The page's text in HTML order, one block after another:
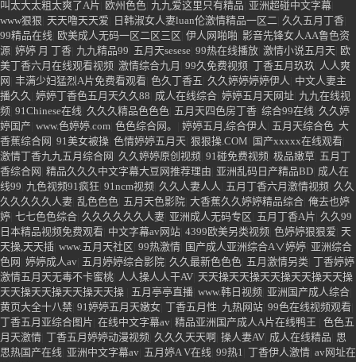
久久五月婷综合 |韩国三级五月天婷婷。|欧日韩成人|婷婷射丁香|97碰碰人人
视频|婷婷丁香在线播放 99在线免费视频|五月天婷婷成人网| 五月婷婷综合潮
喷|国产操B视频|人人爱摸视频|久婷婷色|内射爽无广熟女亚洲|久久人妻系列
香蕉婷婷色五月 |另类在线|天天爽综合网|另类在线|www.久操|天天舔天天爽|
亚洲成人人人操|99久久婷婷五月综合|成人日韩欧美|啄木鸟丝袜美女福利视
频 久久婷综合网|性av|猫咪伊人久久| 五月婷婷啪啪网|九九精品热播|少妇大
叫太大太粗太爽了A片|欧州色色| 九九爱这里只有精品|亚洲超碰中文字幕|
www狠狠|天天噜天天爱|日韩淑女人妻luan伦激情精品一区二|久久五月丁香|
99精品在线|欧美成人无码一区二区三区 |伊人网啪啪|影音先锋女人AA鲁色资
源|婷婷 月 丁香|九九精品99|五月天sesese |99热在线播放|激情小说五月天|欧
美丁香六月在线观看视频 激情综合九月|99久免费视频|丁香五月玖玖 人人爽
网|丰满少妇猛烈A片免费看观看|色久丁香五|久久婷婷婷婷伊人|中文人妻主
播久久|婷婷丁香色五月天久久88| 成人在线综合| 婷婷五月天网址|九九在线视
频|91Chinese在线|久久久精品色色色|五月天四色房丁香|综合99在线|久久婷
婷国产|www.色婷婷.com|色色综合网。|婷婷五月,综合伊人|五月天综合色|大
香蕉综合网|91美女被操 |色情婷婷五月天|狠狠操.COM|国产xxxxx在线观看|
激情丁香九九五月综合网|久久婷婷原创视频|91碰免费视频|极品嫩草|五月丁
香综合网|精品久久久中文字幕大豆网推荐理由|亚洲乱码日产精品BD |成人在
线99|九色视频91疯狂|91ncm视频|久久人妻人人|五月丁香六月激情视频|久久
久久久久久人妻|乱色色色|五月天色影院|大香蕉久久婷婷精品综合|俺去也婷
婷|七七色色综合 |久久久久久久人妻 |亚洲成人无码专区|五月丁香A片|久久99
日本精品视频免费观看|中文字幕av网站|4399欧美另类视频|色婷婷狠狠爱|天
天操,天天插 |www.五月天社区|99热激情|国产成人亚洲综合A∨婷婷|亚洲综合
色网|婷婷成人av|五月婷婷综合影院|久久最新色色色| 五月激情另类| 丁香婷婷